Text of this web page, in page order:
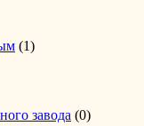
(1)
завода (0)